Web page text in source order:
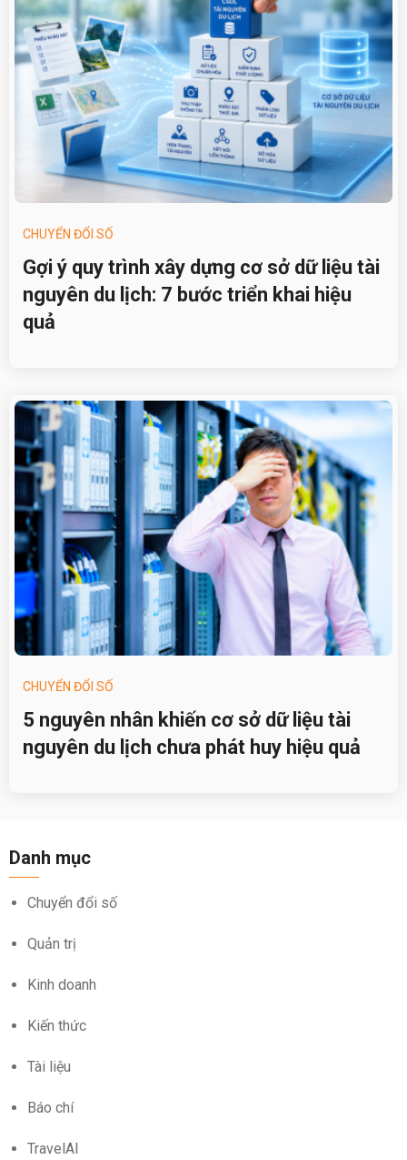
CHUYỂN ĐỔI SỐ
Gợi ý quy trình xây dựng cơ sở dữ liệu tài
nguyên du lịch: 7 bước triển khai hiệu
quả
CHUYỂN ĐỔI SỐ
5 nguyên nhân khiến cơ sở dữ liệu tài
nguyên du lịch chưa phát huy hiệu quả
Danh mục
Chuyển đổi số
Quản trị
Kinh doanh
Kiến thức
Tài liệu
Báo chí
TravelAI